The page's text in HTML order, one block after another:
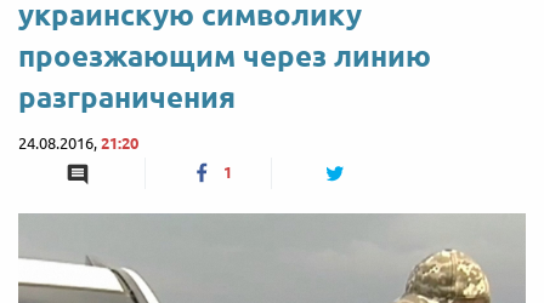
украинскую символику
проезжающим через линию
разграничения
24.08.2016, 21:20
1